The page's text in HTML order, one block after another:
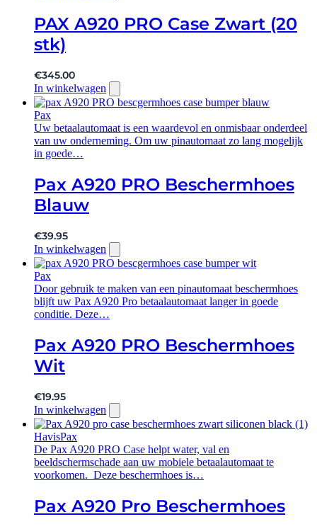
PAX A920 PRO Case Zwart (20
stk)
€345.00
In winkelwagen
Pax
Uw betaalautomaat is een waardevol en onmisbaar onderdeel
van uw onderneming. Om uw pinautomaat zo lang mogelijk
in goede…
Pax A920 PRO Beschermhoes
Blauw
€39.95
In winkelwagen
Pax
Door gebruik te maken van een pinautomaat beschermhoes
blijft uw Pax A920 Pro betaalautomaat langer in goede
conditie. Deze…
Pax A920 PRO Beschermhoes
Wit
€19.95
In winkelwagen
HavisPax
De Pax A920 PRO Case helpt water, val en
beeldschermschade aan uw mobiele betaalautomaat te
voorkomen. Deze beschermhoes is…
Pax A920 Pro Beschermhoes